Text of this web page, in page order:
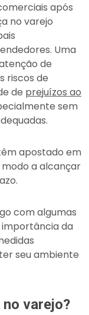
após
no varejo
Uma
de
riscos de
de prejuízos ao
sem
apostado em
a alcançar
com algumas
importância da
seu ambiente
no varejo?